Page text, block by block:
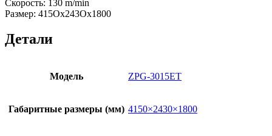
Скорость: 130 m/min
Размер: 415Ох243Ох1800
Детали
Модель ZPG-3015ET
Габаритные размеры (мм) 4150×2430×1800